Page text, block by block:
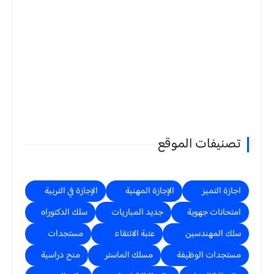
تصنيفات الموقع
اجازة التميز الإجازة المهنية
الإجازة في التربية
امتحانات جهوية
جديد المباريات
سلك الدكتوراه
سلك المهندسين
عتبة الانتقاء
مستجدات
مستجدات الوظيفة
مسلك الماستر
منح دراسية